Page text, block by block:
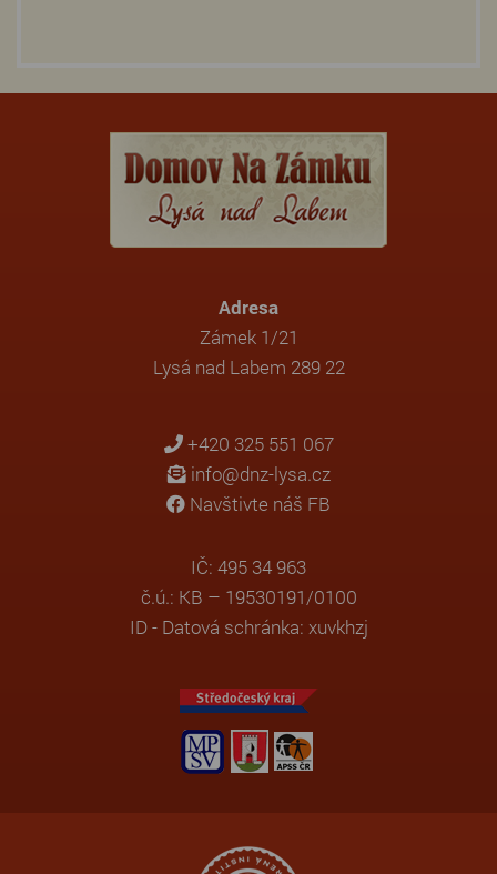
Adresa
Zámek 1/21
Lysá nad Labem 289 22
+420 325 551 067
info@dnz-lysa.cz
Navštivte náš FB
IČ: 495 34 963
č.ú.: KB – 19530191/0100
ID - Datová schránka: xuvkhzj